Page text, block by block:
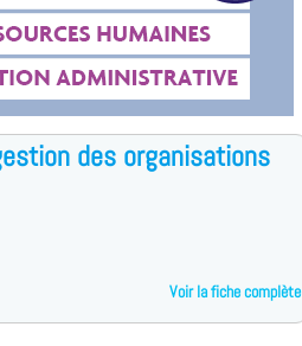
des organisations
Voir la fiche complète